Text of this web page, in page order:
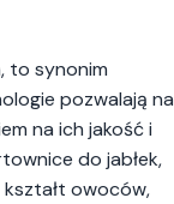
to synonim
pozwalają na
na ich jakość i
do jabłek,
owoców,